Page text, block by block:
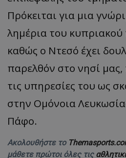
Πρόκειται για μια
λημέρια του
καθώς ο Ντεσό έχει
παρελθόν στο νησί
τις υπηρεσίες του ως
στην Ομόνοια
Πάφο.
Ακολουθήστε το
μάθετε πρώτοι όλες τις